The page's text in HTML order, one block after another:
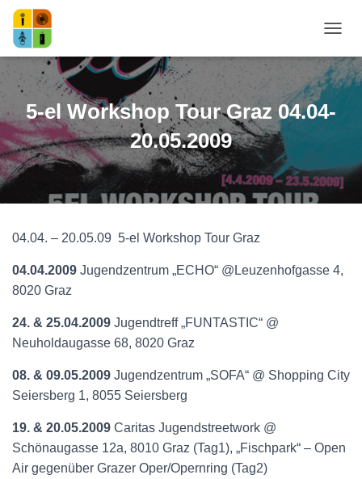
5-el Workshop Tour Graz 04.04-
20.05.2009
04.04. – 20.05.09 5-el Workshop Tour Graz
04.04.2009 Jugendzentrum „ECHO“ @Leuzenhofgasse 4,
8020 Graz
24. & 25.04.2009 Jugendtreff „FUNTASTIC“ @
Neuholdaugasse 68, 8020 Graz
08. & 09.05.2009 Jugendzentrum „SOFA“ @ Shopping City
Seiersberg 1, 8055 Seiersberg
19. & 20.05.2009 Caritas Jugendstreetwork @
Schönaugasse 12a, 8010 Graz (Tag1), „Fischpark“ – Open
Air gegenüber Grazer Oper/Opernring (Tag2)